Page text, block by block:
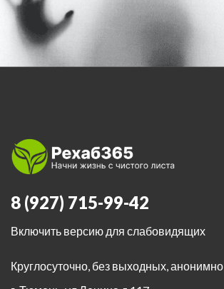
8 (927) 715-99-42
Включить версию для слабовидящих
Круглосуточно, без выходных, анонимно